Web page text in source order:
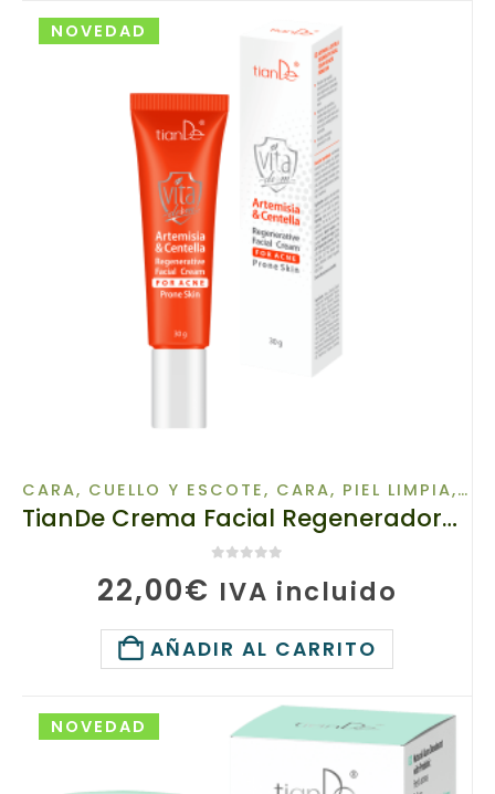
NOVEDAD
CARA, CUELLO Y ESCOTE, CARA, PIEL LIMPIA,
TianDe Crema Facial Regeneradora con Artemisa y Centella para Piel con Tendencia al Acné 16314, 30 g, Gama Profesional Vita Derm
22,00€ IVA incluido
AÑADIR AL CARRITO
NOVEDAD